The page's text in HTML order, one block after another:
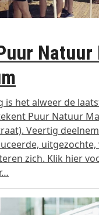
is het alweer de
Puur Natuur
Veertig
uitgezochte,
zich. Klik hier